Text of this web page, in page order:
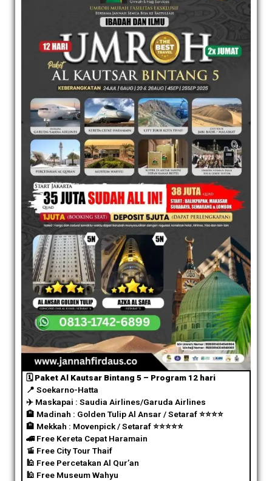
🗓️ Paket Al Kautsar Bintang 5 – Program 12 hari
📍 Soekarno-Hatta
✈️ Maskapai : Saudia Airlines/Garuda Airlines
🏨 Madinah : Golden Tulip Al Ansar / Setaraf⭐️⭐️⭐️⭐️
🏨 Mekkah : Movenpick / Setaraf⭐️⭐️⭐️⭐️⭐️
🚄 Free Kereta Cepat Haramain
🚡 Free City Tour Thaif
🕌 Free Percetakan Al Qur’an
🕌 Free Museum Wahyu